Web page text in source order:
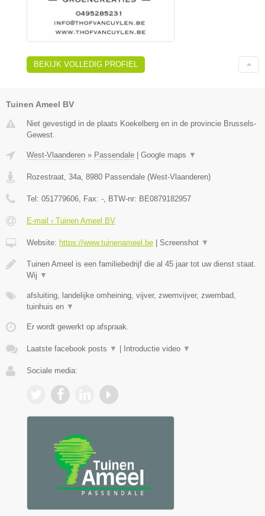
BEKIJK VOLLEDIG PROFIEL
Tuinen Ameel BV
Niet gevestigd in de plaats Koekelberg en in de provincie Brussels-
Gewest.
West-Vlaanderen » Passendale Google maps ▼
Rozestraat, 34a, 8980 Passendale (West-Vlaanderen)
Tel: 051779606, Fax: -, BTW-nr: BE0879182957
E-mail › Tuinen Ameel BV
Website: https://www.tuinenameel.be Screenshot ▼
Tuinen Ameel is een familiebedrijf die al 45 jaar tot uw dienst staat.
Wij ▼
afsluiting, landelijke omheining, vijver, zwemvijver, zwembad,
tuinhuis en ▼
Er wordt gewerkt op afspraak.
Laatste facebook posts ▼ Introductie video ▼
Sociale media: